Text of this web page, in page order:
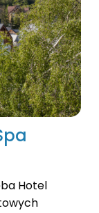
Hotel